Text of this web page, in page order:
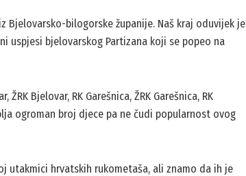
bilogorske županije. Naš kraj oduvijek je
uspjesi bjelovarskog Partizana koji se popeo na
Bjelovar, RK Garešnica, ŽRK Garešnica, RK
ogroman broj djece pa ne čudi popularnost ovog
utakmici hrvatskih rukometaša, ali znamo da ih je